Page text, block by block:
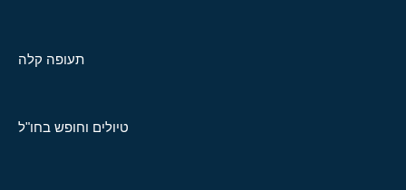
תעופה קלה
טיולים וחופש בחו"ל